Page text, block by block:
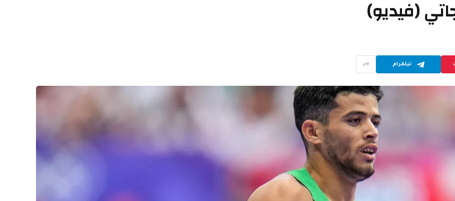
(فيديو)
تيلقرام